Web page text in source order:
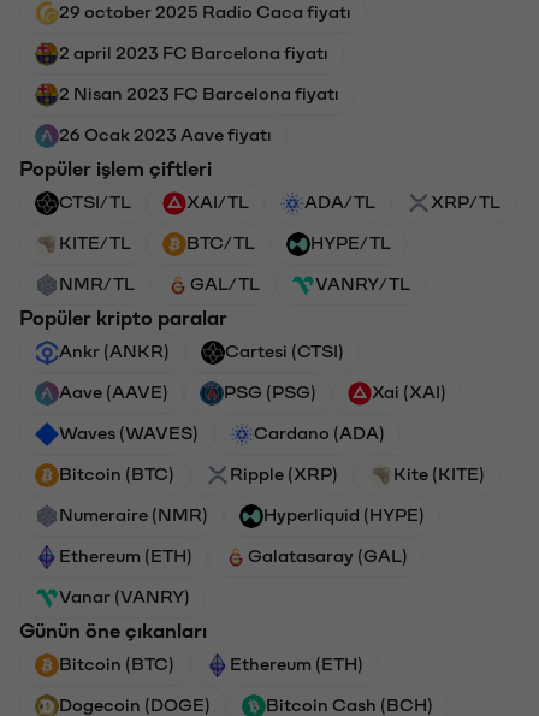
29 october 2025 Radio Caca fiyatı
2 april 2023 FC Barcelona fiyatı
2 Nisan 2023 FC Barcelona fiyatı
26 Ocak 2023 Aave fiyatı
Popüler işlem çiftleri
CTSI/TL XAI/TL ADA/TL XRP/TL
KITE/TL BTC/TL HYPE/TL
NMR/TL GAL/TL VANRY/TL
Popüler kripto paralar
Ankr (ANKR) Cartesi (CTSI)
Aave (AAVE) PSG (PSG) Xai (XAI)
Waves (WAVES) Cardano (ADA)
Bitcoin (BTC) Ripple (XRP) Kite (KITE)
Numeraire (NMR) Hyperliquid (HYPE)
Ethereum (ETH) Galatasaray (GAL)
Vanar (VANRY)
Günün öne çıkanları
Bitcoin (BTC) Ethereum (ETH)
Dogecoin (DOGE) Bitcoin Cash (BCH)